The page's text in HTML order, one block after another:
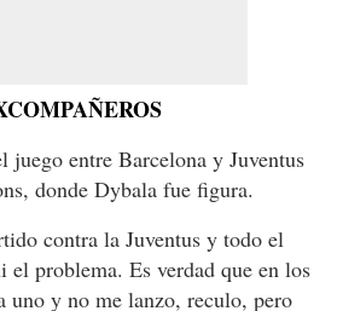
juego entre Barcelona y Juventus
donde Dybala fue figura.
contra la Juventus y todo el
el problema. Es verdad que en los
uno y no me lanzo, reculo, pero